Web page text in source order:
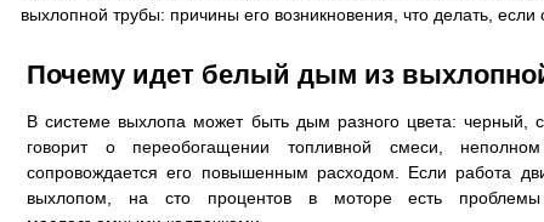
выхлопной трубы: причины его возникновения, что делать, если
Почему идет белый дым из
В системе выхлопа может быть дым разного цвета:
говорит о переобогащении топливной смеси,
сопровождается его повышенным расходом. Если работа
выхлопом, на сто процентов в моторе есть